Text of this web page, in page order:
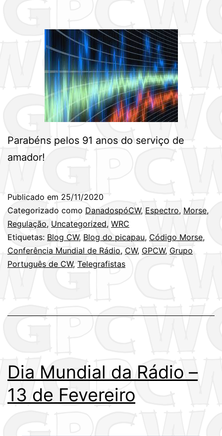
Parabéns pelos 91 anos do serviço de
amador!
Publicado em 25/11/2020
Categorizado como DanadospóCW, Espectro, Morse,
Regulação, Uncategorized, WRC
Etiquetas: Blog CW, Blog do picapau, Código Morse,
Conferência Mundial de Rádio, CW, GPCW, Grupo
Português de CW, Telegrafistas
Dia Mundial da Rádio –
13 de Fevereiro